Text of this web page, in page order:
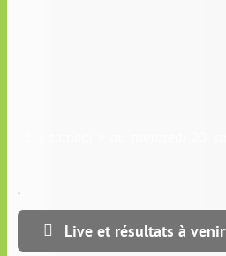
.
Live et résultats à venir